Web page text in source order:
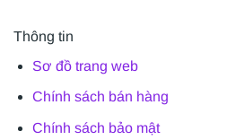
Thông tin
Sơ đồ trang web
Chính sách bán hàng
Chính sách bảo mật